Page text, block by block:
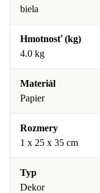
biela
Hmotnosť (kg)
4.0 kg
Materiál
Papier
Rozmery
1 x 25 x 35 cm
Typ
Dekor